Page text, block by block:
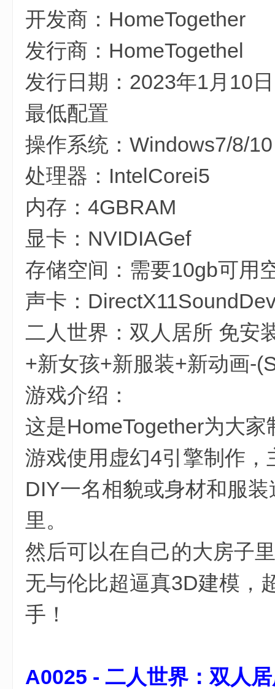
开发商：HomeTogether
发行商：HomeTogethel
发行日期：2023年1月10日
最低配置
操作系统：Windows7/8/10
处理器：IntelCorei5
内存：4GBRAM
显卡：NVIDIAGef
存储空间：需要10gb可用
声卡：
二人世界：双人居所 免安
+新女孩+新服装+新动画-
游戏介绍：
这是HomeTogether为大
游戏使用虚幻4引擎制作
DIY一名相貌或身材和服
里。
然后可以在自己的大房子
无与伦比超逼真3D建模，
手！
A0025 - 二人世界：双人